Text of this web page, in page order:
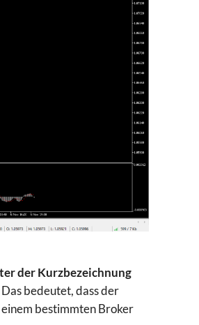
der Kurzbezeichnung
bedeutet, dass der
bestimmten Broker